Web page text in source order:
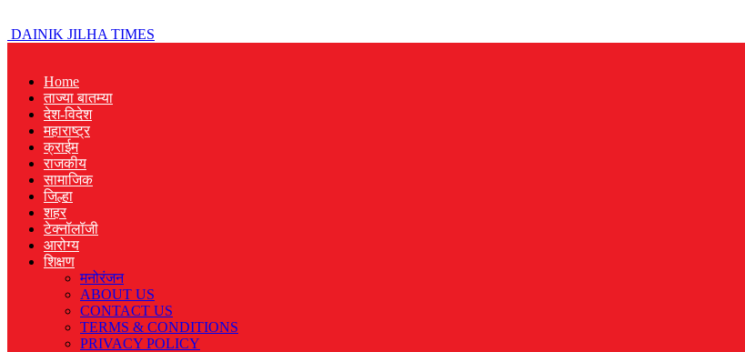
DAINIK JILHA TIMES
Home
ताज्या बातम्या
देश-विदेश
महाराष्ट्र
क्राईम
राजकीय
सामाजिक
जिल्हा
शहर
टेक्नॉलॉजी
आरोग्य
शिक्षण
मनोरंजन
ABOUT US
CONTACT US
TERMS & CONDITIONS
PRIVACY POLICY